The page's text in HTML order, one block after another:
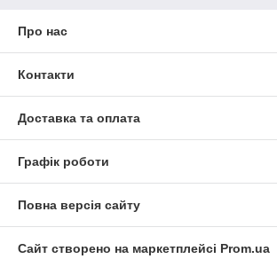
Про нас
Контакти
Доставка та оплата
Графік роботи
Повна версія сайту
Сайт створено на маркетплейсі Prom.ua